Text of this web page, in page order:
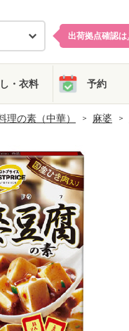
出荷拠点確認は
・衣料 予約
理の素（中華） 麻婆